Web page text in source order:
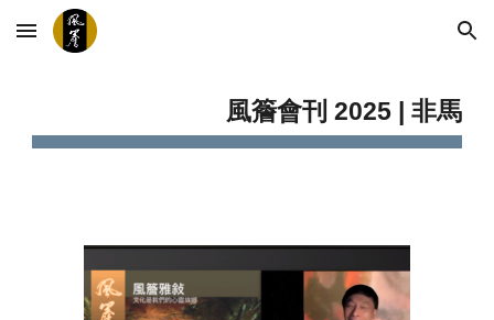
Skip to main content Skip to navigation
風簷會刊 2025| 非馬